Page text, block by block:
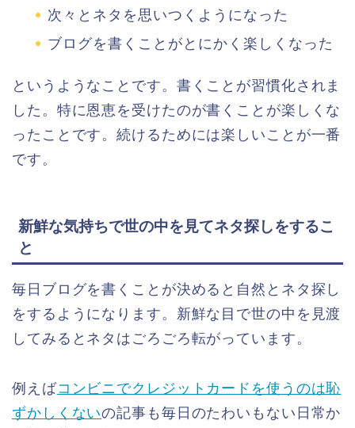
次々とネタを思いつくようになった
ブログを書くことがとにかく楽しくなった
というようなことです。書くことが習慣化されま
した。特に恩恵を受けたのが書くことが楽しくな
ったことです。続けるためには楽しいことが一番
です。
新鮮な気持ちで世の中を見てネタ探しをするこ
と
毎日ブログを書くことが決めると自然とネタ探し
をするようになります。新鮮な目で世の中を見渡
してみるとネタはごろごろ転がっています。
例えばコンビニでクレジットカードを使うのは恥
ずかしくないの記事も毎日のたわいもない日常か